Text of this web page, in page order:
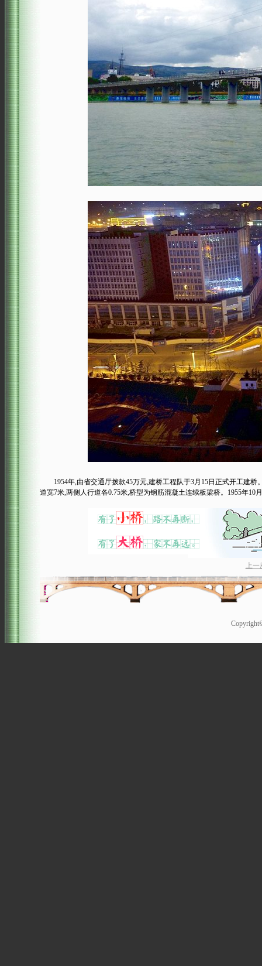
1954年,由省交通厅拨款45万元,建桥工程队于3月15日正式开工建桥
道宽7米,两侧人行道各0.75米,桥型为钢筋混凝土连续板梁桥。1955年
上一